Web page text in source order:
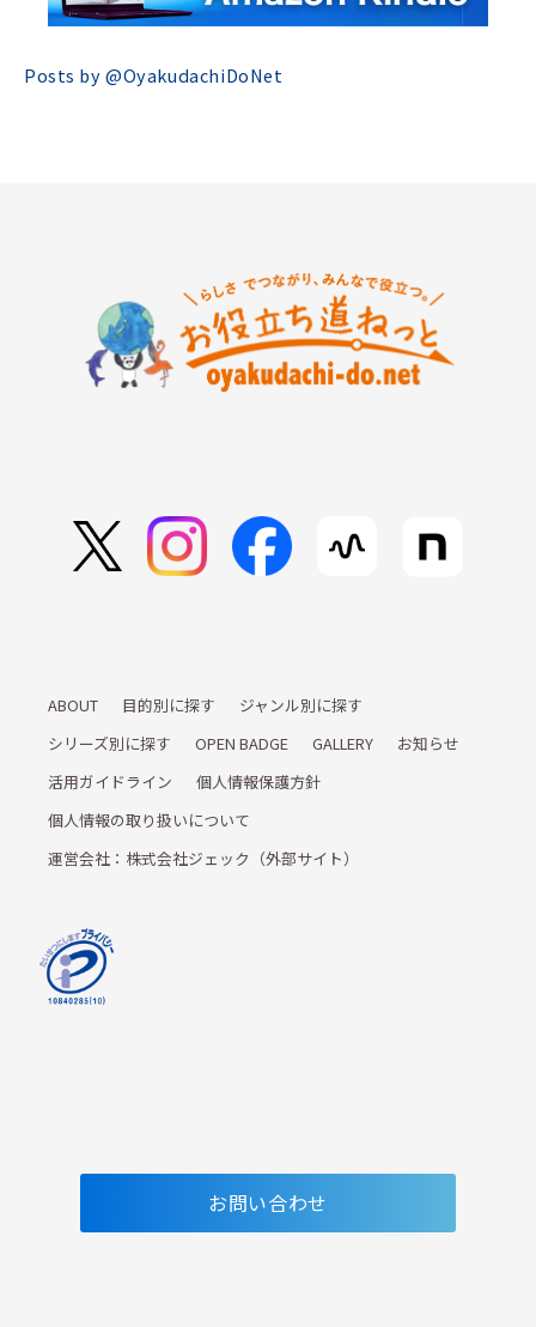
Posts by @OyakudachiDoNet
ABOUT 目的別に探す
ジャンル別に探す
シリーズ別に探す
OPEN BADGE GALLERY
お知らせ
活用ガイドライン
個人情報保護方針
個人情報の取り扱いについて
運営会社：株式会社ジェック（外部サイト）
お問い合わせ